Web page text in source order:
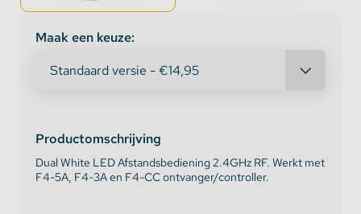
Maak een keuze:
Productomschrijving
Dual White LED Afstandsbediening 2.4GHz RF. Werkt met
F4-5A, F4-3A en F4-CC ontvanger/controller.